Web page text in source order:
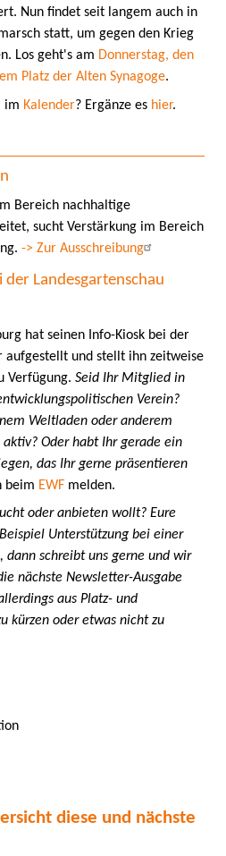
Nun findet seit langem auch in
statt, um gegen den Krieg
Los geht's am Donnerstag, den
Platz der Alten Synagoge.
im Kalender? Ergänze es hier.
Bereich nachhaltige
sucht Verstärkung im Bereich
-> Zur Ausschreibung
Landesgartenschau
hat seinen Info-Kiosk bei der
aufgestellt und stellt ihn zeitweise
Verfügung. Seid Ihr Mitglied in
Verein?
Weltladen oder anderem
Oder habt Ihr gerade ein
das Ihr gerne präsentieren
beim EWF melden.
oder anbieten wollt? Eure
Unterstützung bei einer
schreibt uns gerne und wir
nächste Newsletter-Ausgabe
aus Platz- und
kürzen oder etwas nicht zu
diese und nächste